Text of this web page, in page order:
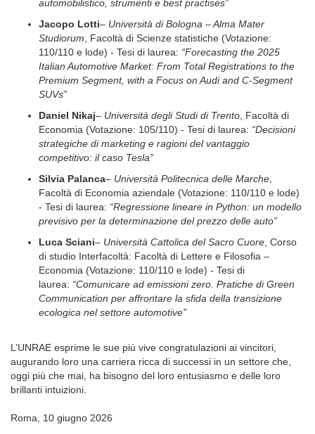
automobilistico, strumenti e best practises”
Jacopo Lotti– Università di Bologna – Alma Mater
Studiorum, Facoltà di Scienze statistiche (Votazione:
110/110 e lode) - Tesi di laurea: “Forecasting the 2025
Italian Automotive Market: From Total Registrations to the
Premium Segment, with a Focus on Audi and C-Segment
SUVs”
Daniel Nikaj– Università degli Studi di Trento, Facoltà di
Economia (Votazione: 105/110) - Tesi di laurea: “Decisioni
strategiche di marketing e ragioni del vantaggio
competitivo: il caso Tesla”
Silvia Palanca– Università Politecnica delle Marche,
Facoltà di Economia aziendale (Votazione: 110/110 e lode)
- Tesi di laurea: “Regressione lineare in Python: un modello
previsivo per la determinazione del prezzo delle auto”
Luca Sciani– Università Cattolica del Sacro Cuore, Corso
di studio Interfacoltà: Facoltà di Lettere e Filosofia –
Economia (Votazione: 110/110 e lode) - Tesi di
laurea: “Comunicare ad emissioni zero. Pratiche di Green
Communication per affrontare la sfida della transizione
ecologica nel settore automotive”
L’UNRAE esprime le sue più vive congratulazioni ai vincitori,
augurando loro una carriera ricca di successi in un settore che,
oggi più che mai, ha bisogno del loro entusiasmo e delle loro
brillanti intuizioni.
Roma, 10 giugno 2026